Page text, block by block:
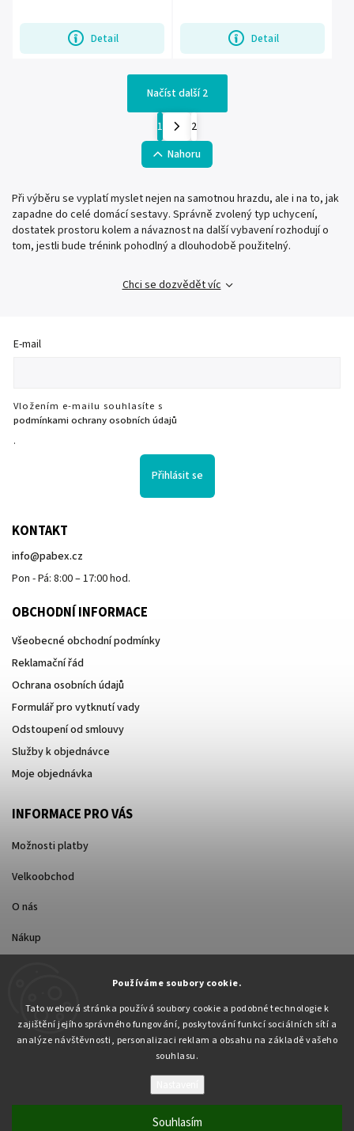
Používáme soubory cookie.
Tato webová stránka používá soubory cookie a podobné technologie k
zajištění jejího správného fungování, poskytování funkcí sociálních sítí a
analýze návštěvnosti, personalizaci reklam a obsahu na základě vašeho
souhlasu.
Souhlasím
Detail Detail
Načíst další 2
1
2
Nahoru
Při výběru se vyplatí myslet nejen na samotnou hrazdu, ale i na to, jak
zapadne do celé domácí sestavy. Správně zvolený typ uchycení,
dostatek prostoru kolem a návaznost na další vybavení rozhodují o
tom, jestli bude trénink pohodlný a dlouhodobě použitelný.
Chci se dozvědět víc
E-mail
Vložením e-mailu souhlasíte s
podmínkami ochrany osobních údajů
.
Přihlásit se
KONTAKT
info@pabex.cz
Pon - Pá: 8:00 – 17:00 hod.
OBCHODNÍ INFORMACE
Všeobecné obchodní podmínky
Reklamační řád
Ochrana osobních údajů
Formulář pro vytknutí vady
Odstoupení od smlouvy
Služby k objednávce
Moje objednávka
INFORMACE PRO VÁS
Možnosti platby
Velkoobchod
O nás
Nákup
Copyright 2026Pabex.cz. Všechna práva vyhrazena.
Upravit nastavení cookies